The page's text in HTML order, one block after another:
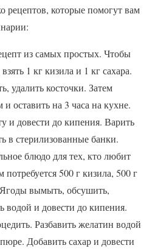
рецептов, которые помогут вам
из самых простых. Чтобы
1 кг кизила и 1 кг сахара.
удалить косточки. Затем
оставить на 3 часа на кухне.
и довести до кипения. Варить
в стерилизованные банки.
блюдо для тех, кто любит
500 г кизила, 500 г
вымыть, обсушить,
водой и довести до кипения.
Разбавить желатин водой
Добавить сахар и довести